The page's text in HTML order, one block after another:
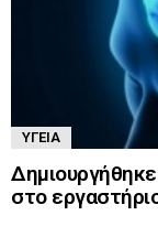
ΥΓΕΊΑ
στο